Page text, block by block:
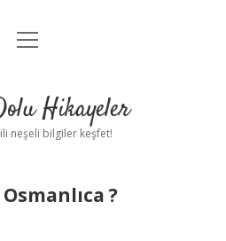
Anasayfa
Uyarı
menüyü
Hikayeler
neşeli bilgiler keşfet!
?